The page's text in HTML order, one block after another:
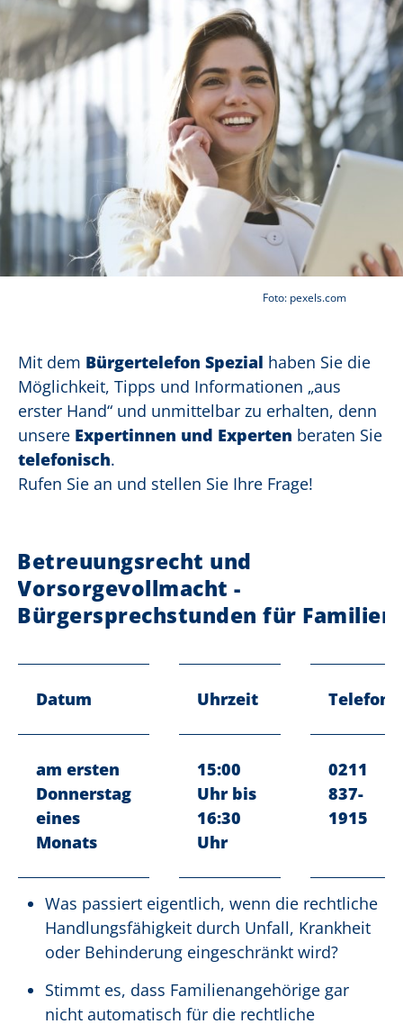
Foto: pexels.com
Mit dem Bürgertelefon Spezial haben Sie die
Möglichkeit, Tipps und Informationen „aus
erster Hand“ und unmittelbar zu erhalten, denn
unsere Expertinnen und Experten beraten Sie
telefonisch.
Rufen Sie an und stellen Sie Ihre Frage!
Betreuungsrecht und
Vorsorgevollmacht -
Bürgersprechstunden für Familien
Datum Uhrzeit Telefon
am ersten
Donnerstag
eines
Monats
15:00
Uhr bis
16:30
Uhr
0211
837-
1915
Was passiert eigentlich, wenn die rechtliche
Handlungsfähigkeit durch Unfall, Krankheit
oder Behinderung eingeschränkt wird?
Stimmt es, dass Familienangehörige gar
nicht automatisch für die rechtliche